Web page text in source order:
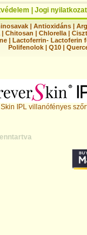
Jogi nyilatkozat
|Antioxidáns |
| Chitosan | Chlorella |
| Lactoferrin- Lactoferin
Polifenolok |Q10 |
Skin IPL villanófényes